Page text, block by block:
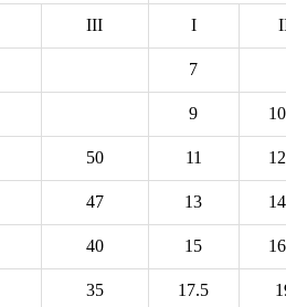
III I
7
9
50 11
47 13
40 15
35 17.5